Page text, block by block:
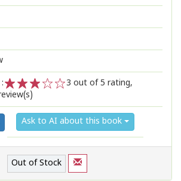
3
2
1
3 out of 5 rating,
Ask to AI about this book
Out of Stock